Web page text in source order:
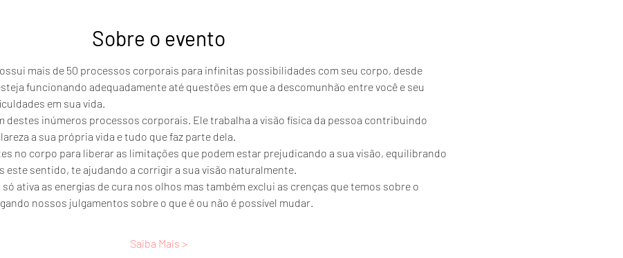
Sobre o evento
mais de 50 processos corporais para infinitas possibilidades com seu corpo, desde
funcionando adequadamente até questões em que a descomunhão entre você e seu
em sua vida.
destes inúmeros processos corporais. Ele trabalha a visão física da pessoa contribuindo
a sua própria vida e tudo que faz parte dela.
no corpo para liberar as limitações que podem estar prejudicando a sua visão, equilibrando
este sentido, te ajudando a corrigir a sua visão naturalmente.
ativa as energias de cura nos olhos mas também exclui as crenças que temos sobre o
nossos julgamentos sobre o que é ou não é possível mudar.
Saiba Mais >